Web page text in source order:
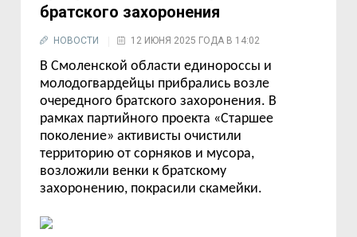
братского захоронения
НОВОСТИ 12 ИЮНЯ 2025 ГОДА В 14:02
В Смоленской области единороссы и
молодогвардейцы прибрались возле
очередного братского захоронения. В
рамках партийного проекта «Старшее
поколение» активисты очистили
территорию от сорняков и мусора,
возложили венки к братскому
захоронению, покрасили скамейки.